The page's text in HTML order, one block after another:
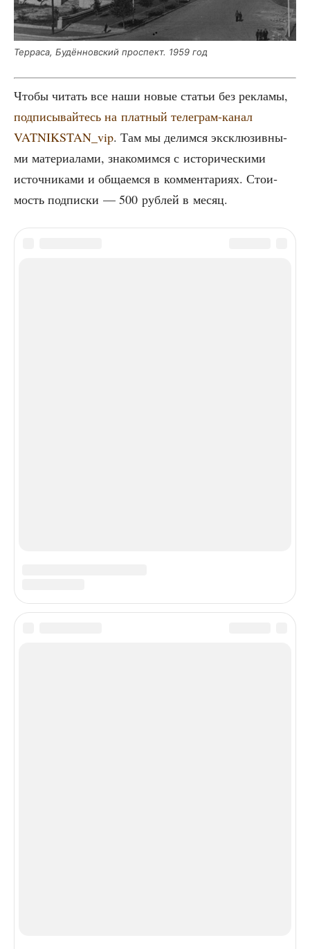
Тер­ра­са, Будён­нов­ский про­спект. 1959 год
Что­бы читать все наши новые ста­тьи без рекла­мы,
под­пи­сы­вай­тесь на плат­ный теле­грам-канал
VATNIKSTAN_vip. Там мы делим­ся экс­клю­зив­ны­
ми мате­ри­а­ла­ми, зна­ко­мим­ся с исто­ри­че­ски­ми
источ­ни­ка­ми и обща­ем­ся в ком­мен­та­ри­ях. Сто­и­
мость под­пис­ки — 500 руб­лей в месяц.